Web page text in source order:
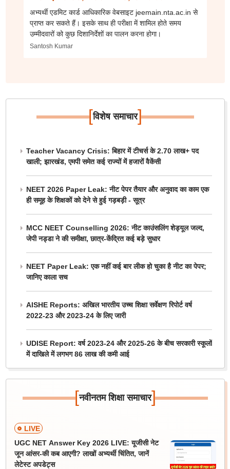
अभ्यर्थी एडमिट कार्ड आधिकारिक वेबसाइट jeemain.nta.ac.in से
प्राप्त कर सकते हैं। इसके साथ ही परीक्षा में शामिल होते समय
उम्मीदवारों को कुछ दिशानिर्देशों का पालन करना होगा।
Santosh Kumar
[विशेष समाचार]
Teacher Vacancy Crisis: बिहार में टीचर्स के 2.70 लाख+ पद
खाली; झारखंड, एमपी समेत कई राज्यों में हजारों वैकेंसी
NEET 2026 Paper Leak: नीट पेपर तैयार और अनुवाद का काम एक
ही समूह के शिक्षकों को देने से हुई गड़बड़ी - सूत्र
MCC NEET Counselling 2026: नीट काउंसलिंग शेड्यूल जल्द,
जेपी नड्डा ने की समीक्षा, छात्र-केंद्रित कई बड़े सुधार
NEET Paper Leak: एक नहीं कई बार लीक हो चुका है नीट का पेपर;
जानिए काला सच
AISHE Reports: अखिल भारतीय उच्च शिक्षा सर्वेक्षण रिपोर्ट वर्ष
2022-23 और 2023-24 के लिए जारी
UDISE Report: वर्ष 2023-24 और 2025-26 के बीच सरकारी स्कूलों
में दाखिले में लगभग 86 लाख की कमी आई
[नवीनतम शिक्षा समाचार]
LIVE
UGC NET Answer Key 2026 LIVE: यूजीसी नेट
जून आंसर-की कब आएगी? लाखों अभ्यर्थी चिंतित, जानें
लेटेस्ट अपडेट्स